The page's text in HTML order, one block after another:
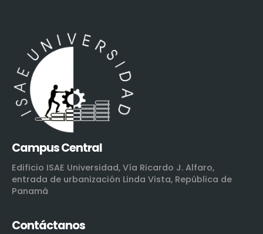
Campus Central
Edificio ISAE Universidad, Vía Ricardo J. Alfaro,
entrada de urbanización Linda Vista, República de
Panamá
Contáctanos